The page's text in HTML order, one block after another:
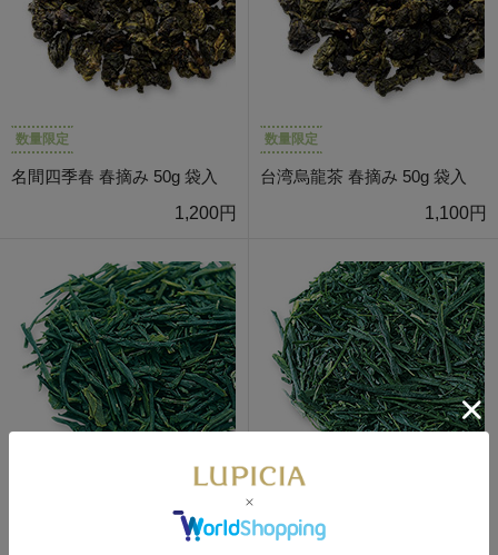
数量限定
名間四季春 春摘み 50g 袋入
1,200円
数量限定
台湾烏龍茶 春摘み 50g 袋入
1,100円